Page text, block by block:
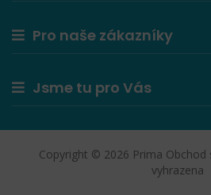
Pro naše zákazníky
Jsme tu pro Vás
Copyright © 2026 Prima Obchod
vyhrazena